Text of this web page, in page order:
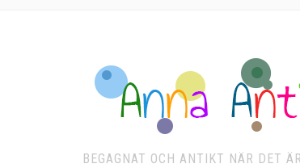
BEGAGNAT OCH ANTIKT NÄR DET